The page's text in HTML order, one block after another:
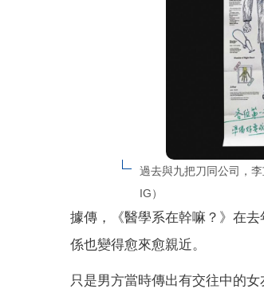
過去與九把刀同公司，
IG）
據傳，《醫學系在幹嘛？》在
係也變得愈來愈親近。
只是男方當時傳出有交往中的